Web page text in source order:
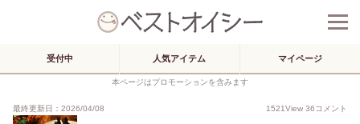
受付中 人気アイテム マイページ
本ページはプロモーションを含みます
最終更新日：2026/04/08 1521View 36コメント